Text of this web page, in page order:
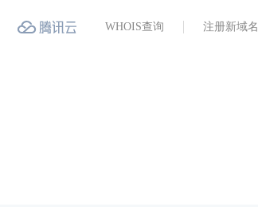
WHOIS查询 注册新域名